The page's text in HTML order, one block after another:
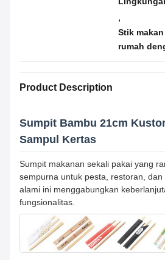
,
Stik
rumah
Product Description
Sumpit Bambu 21cm
Sampul Kertas
Sumpit makanan sekali pakai yang
sempurna untuk pesta, restoran,
alami ini menggabungkan
fungsionalitas.